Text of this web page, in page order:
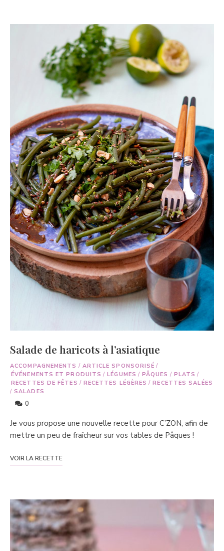
Salade de haricots à l’asiatique
ACCOMPAGNEMENTS / ARTICLE SPONSORISÉ /
ÉVÉNEMENTS ET PRODUITS / LÉGUMES / PÂQUES / PLATS /
RECETTES DE FÊTES / RECETTES LÉGÈRES / RECETTES SALÉES
/ SALADES
0
Je vous propose une nouvelle recette pour C’ZON, afin de
mettre un peu de fraîcheur sur vos tables de Pâques !
VOIR LA RECETTE